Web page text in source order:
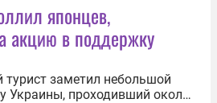
из-за пандемии
году...
японцев,
акцию в поддержку
турист заметил небольшой
Украины, проходивший около